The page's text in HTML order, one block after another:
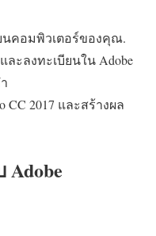
คอมพิวเตอร์ของคุณ.
ละลงทะเบียนใน Adobe
CC 2017 และสร้างผล